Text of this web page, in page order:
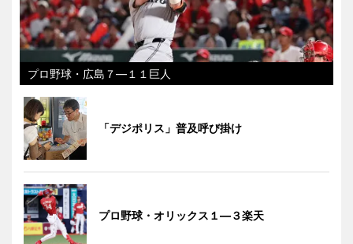
プロ野球・広島７―１１巨人
「デジポリス」普及呼び掛け
プロ野球・オリックス１―３楽天